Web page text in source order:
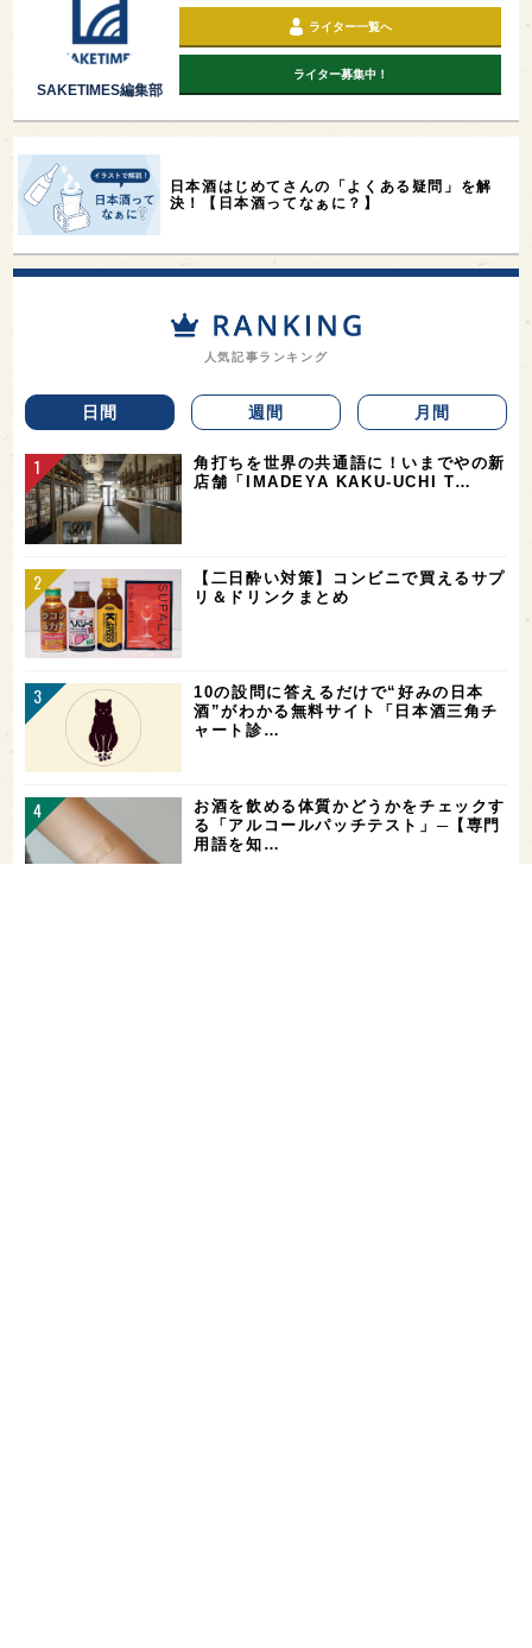
SAKETIMES編集部
ライター一覧へ
ライター募集中！
日本酒はじめてさんの「よくある疑問」を解
決！【日本酒ってなぁに？】
人気記事ランキング
日間 週間 月間
角打ちを世界の共通語に！いまでやの新
店舗「IMADEYA KAKU-UCHI T…
【二日酔い対策】コンビニで買えるサプ
リ＆ドリンクまとめ
10の設問に答えるだけで“好みの日本
酒”がわかる無料サイト「日本酒三角チ
ャート診…
お酒を飲める体質かどうかをチェックす
る「アルコールパッチテスト」─【専門
用語を知…